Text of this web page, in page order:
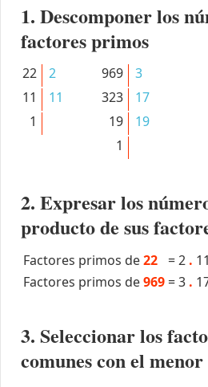
1. Descomponer los
factores primos
22
2
11
11
1
969
3
323
17
19
19
1
2. Expresar los
producto de sus
Factores primos de22 =2 . 11
Factores primos de969 =3 .
3. Seleccionar los
comunes con el